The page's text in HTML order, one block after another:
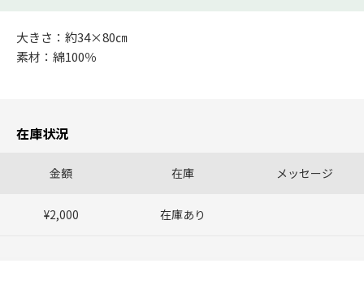
大きさ：約34×80㎝
素材：綿100％
在庫状況
金額 在庫 メッセージ
¥2,000 在庫あり